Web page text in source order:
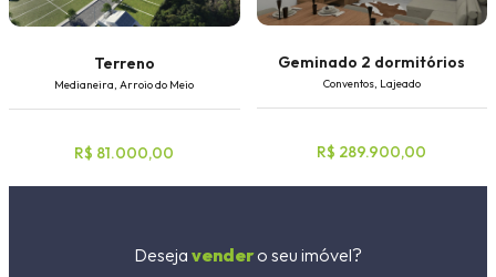
Terreno
Medianeira, Arroio do Meio
R$ 81.000,00
Geminado 2 dormitórios
Conventos, Lajeado
R$ 289.900,00
Deseja vendero seu imóvel?